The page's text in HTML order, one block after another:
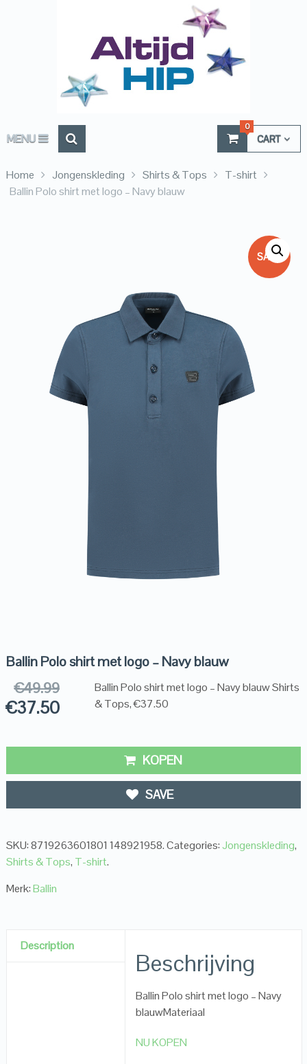
MENU CART
0
Home Jongenskleding Shirts & Tops
T-shirt
Ballin Polo shirt met logo – Navy blauw
SALE!
Ballin Polo shirt met logo – Navy blauw
€49.99
€37.50
Ballin Polo shirt met logo – Navy blauw Shirts
& Tops, €37.50
KOPEN
SAVE
SKU:8719263601801 148921958.Categories: Jongenskleding,
Shirts & Tops, T-shirt.
Merk:Ballin
Description
Beschrijving
Ballin Polo shirt met logo – Navy
blauwMateriaal
NU KOPEN